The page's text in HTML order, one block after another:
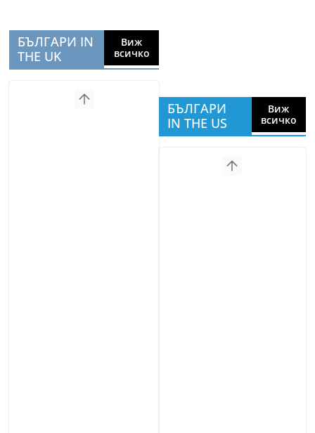
БЪЛГАРИ IN
THE UK
Виж
всичко
БЪЛГАРИ
IN THE US
Виж
всичко